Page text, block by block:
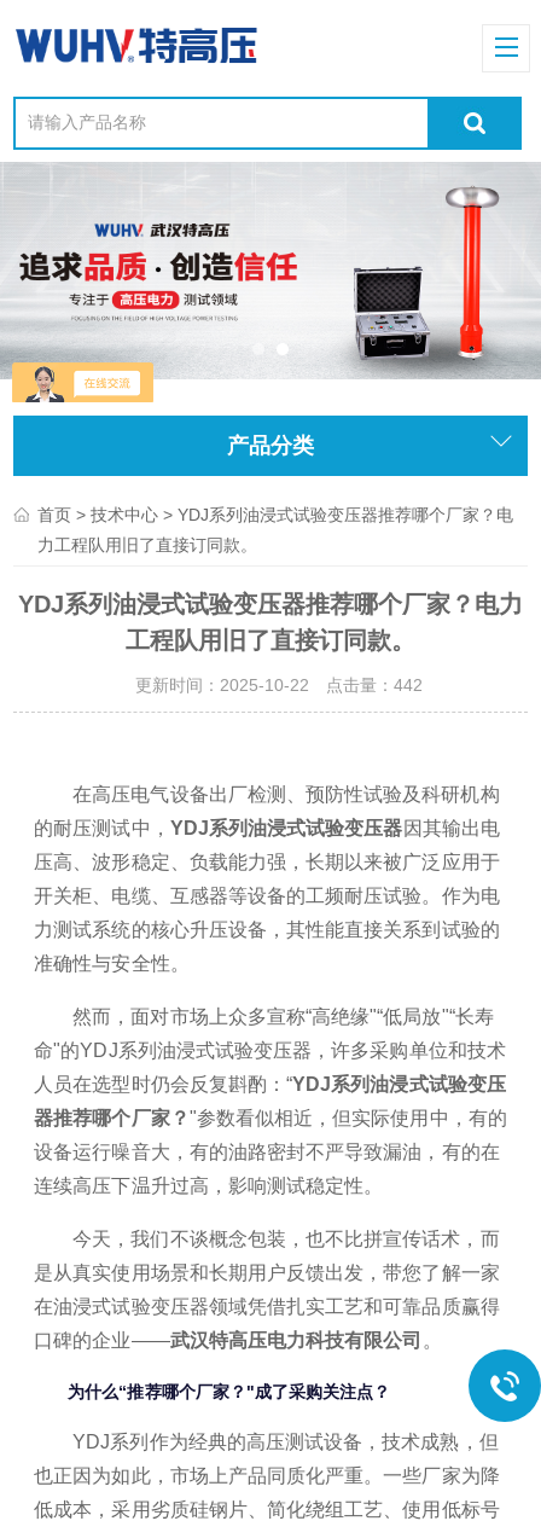
产品分类
首页 >技术中心 > YDJ系列油浸式试验变压器推荐哪个厂家？电
力工程队用旧了直接订同款。
YDJ系列油浸式试验变压器推荐哪个厂家？电力
工程队用旧了直接订同款。
更新时间：2025-10-22 点击量： 442
在高压电气设备出厂检测、预防性试验及科研机构
的耐压测试中， YDJ系列油浸式试验变压器因其输出电
压高、波形稳定、负载能力强，长期以来被广泛应用于
开关柜、电缆、互感器等设备的工频耐压试验。作为电
力测试系统的核心升压设备，其性能直接关系到试验的
准确性与安全性。
然而，面对市场上众多宣称“高绝缘"“低局放"“长寿
命"的YDJ系列油浸式试验变压器，许多采购单位和技术
人员在选型时仍会反复斟酌：“YDJ系列油浸式试验变压
器推荐哪个厂家？"参数看似相近，但实际使用中，有的
设备运行噪音大，有的油路密封不严导致漏油，有的在
连续高压下温升过高，影响测试稳定性。
今天，我们不谈概念包装，也不比拼宣传话术，而
是从真实使用场景和长期用户反馈出发，带您了解一家
在油浸式试验变压器领域凭借扎实工艺和可靠品质赢得
口碑的企业——武汉特高压电力科技有限公司 。
为什么“推荐哪个厂家？"成了采购关注点？
YDJ系列作为经典的高压测试设备，技术成熟，但
也正因为如此，市场上产品同质化严重。一些厂家为降
低成本，采用劣质硅钢片、简化绕组工艺、使用低标号